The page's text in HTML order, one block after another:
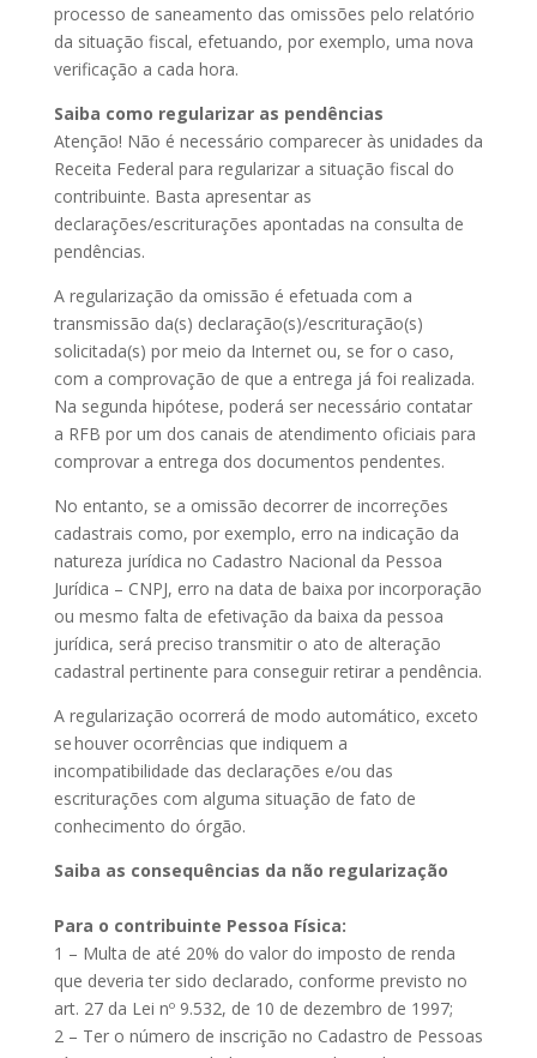
processo de saneamento das omissões pelo relatório
da situação fiscal, efetuando, por exemplo, uma nova
verificação a cada hora.
Saiba como regularizar as pendências
Atenção! Não é necessário comparecer às unidades da
Receita Federal para regularizar a situação fiscal do
contribuinte. Basta apresentar as
declarações/escriturações apontadas na consulta de
pendências.
A regularização da omissão é efetuada com a
transmissão da(s) declaração(s)/escrituração(s)
solicitada(s) por meio da Internet ou, se for o caso,
com a comprovação de que a entrega já foi realizada.
Na segunda hipótese, poderá ser necessário contatar
a RFB por um dos canais de atendimento oficiais para
comprovar a entrega dos documentos pendentes.
No entanto, se a omissão decorrer de incorreções
cadastrais como, por exemplo, erro na indicação da
natureza jurídica no Cadastro Nacional da Pessoa
Jurídica – CNPJ, erro na data de baixa por incorporação
ou mesmo falta de efetivação da baixa da pessoa
jurídica, será preciso transmitir o ato de alteração
cadastral pertinente para conseguir retirar a pendência.
A regularização ocorrerá de modo automático, exceto
se houver ocorrências que indiquem a
incompatibilidade das declarações e/ou das
escriturações com alguma situação de fato de
conhecimento do órgão.
Saiba as consequências da não regularização
Para o contribuinte Pessoa Física:
1 – Multa de até 20% do valor do imposto de renda
que deveria ter sido declarado, conforme previsto no
art. 27 da Lei nº 9.532, de 10 de dezembro de 1997;
2 – Ter o número de inscrição no Cadastro de Pessoas